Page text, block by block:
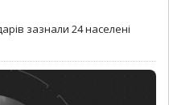
зазнали 24 населені